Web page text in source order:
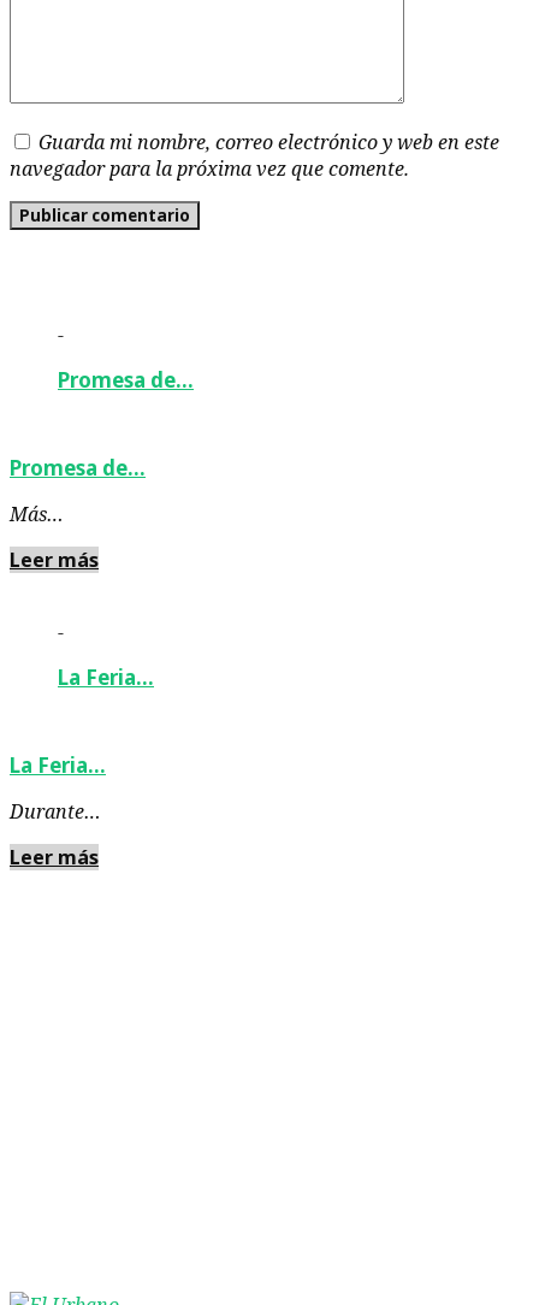
Guarda mi nombre, correo electrónico y web en este
navegador para la próxima vez que comente.
-
Promesa de…
Promesa de…
Más…
Leer más
-
La Feria…
La Feria…
Durante…
Leer más